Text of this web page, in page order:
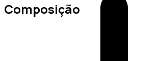
Composição